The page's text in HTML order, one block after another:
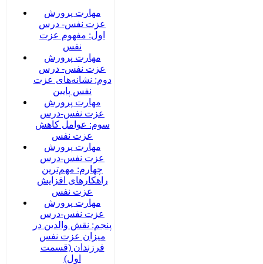
مهارت پرورش
عزت نفس- درس
اول: مفهوم عزت
نفس
مهارت پرورش
عزت نفس- درس
دوم: نشانه‌های عزت
نفس پایین
مهارت پرورش
عزت نفس-درس
سوم: عوامل کاهش
عزت نفس
مهارت پرورش
عزت نفس-درس
چهارم: مهم‌ترین
راهکارهای افزایش
عزت نفس
مهارت پرورش
عزت نفس-درس
پنجم: نقش والدین در
میزان عزت نفس
فرزندان (قسمت
اول)